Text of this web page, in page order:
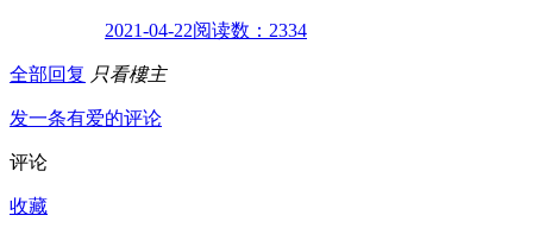
2021-04-22阅读数：2334
全部回复 只看樓主
发一条有爱的评论
评论
收藏